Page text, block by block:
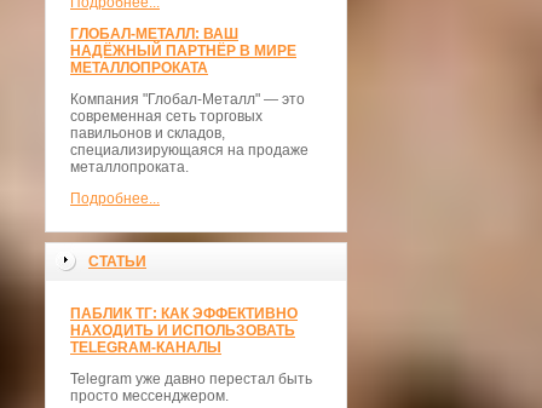
ГЛОБАЛ-МЕТАЛЛ: ВАШ
НАДЁЖНЫЙ ПАРТНЁР В МИРЕ
МЕТАЛЛОПРОКАТА
Компания "Глобал-Металл" — это
современная сеть торговых
павильонов и складов,
специализирующаяся на продаже
металлопроката.
Подробнее...
СТАТЬИ
ПАБЛИК ТГ: КАК ЭФФЕКТИВНО
НАХОДИТЬ И ИСПОЛЬЗОВАТЬ
TELEGRAM-КАНАЛЫ
Telegram уже давно перестал быть
просто мессенджером.